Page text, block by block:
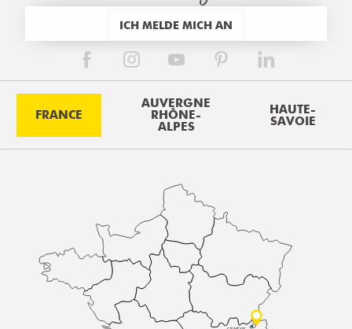
ICH MELDE MICH AN
FRANCE
AUVERGNE
RHÔNE-
ALPES
HAUTE-
SAVOIE